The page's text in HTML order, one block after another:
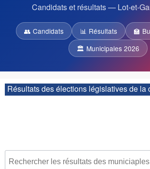
Candidats et résultats — Lot-et-
👥 Candidats 📊 Résultats
🏫
🏛 Municipales 2026
Résultats des élections législatives de la
d'Agnac :| 2ème circonscription